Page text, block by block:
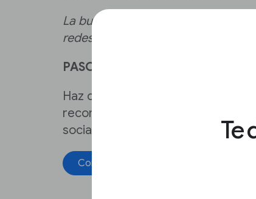
Te
La burbuja azul no aparecerá si no
redes sociales o si <1% de tu
PASO 4
Haz clic en
recomendaciones sobre si
sociales.
Comenzar